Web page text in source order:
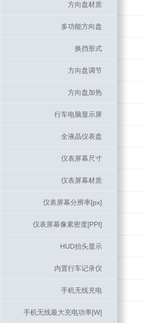
方向盘材质
多功能方向盘
换挡形式
方向盘调节
方向盘加热
行车电脑显示屏
全液晶仪表盘
仪表屏幕尺寸
仪表屏幕材质
仪表屏幕分辨率[px]
仪表屏幕像素密度[PPI]
HUD抬头显示
内置行车记录仪
手机无线充电
手机无线最大充电功率[W]
方向盘材质
多功能方向盘
换挡形式
方向盘调节
方向盘加热
行车电脑显示屏
全液晶仪表盘
仪表屏幕尺寸
仪表屏幕材质
仪表屏幕分辨率[px]
仪表屏幕像素密度[PPI]
HUD抬头显示
内置行车记录仪
手机无线充电
手机无线最大充电功率[W]